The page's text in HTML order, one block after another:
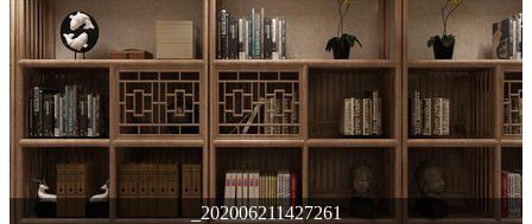
_202006211427261